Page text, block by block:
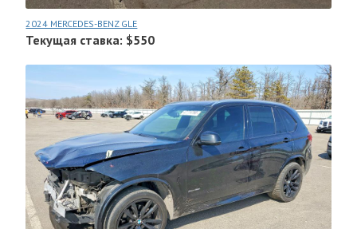
2024 MERCEDES-BENZ GLE
Текущая ставка: $550